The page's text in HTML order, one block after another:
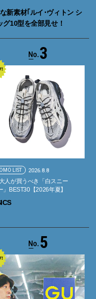
新素材｢ルイ･ヴィトン シ
10型を全部見せ！
3
LIST 2026.8.8
大人が買うべき「白スニー
」BEST30【2026年夏】
5